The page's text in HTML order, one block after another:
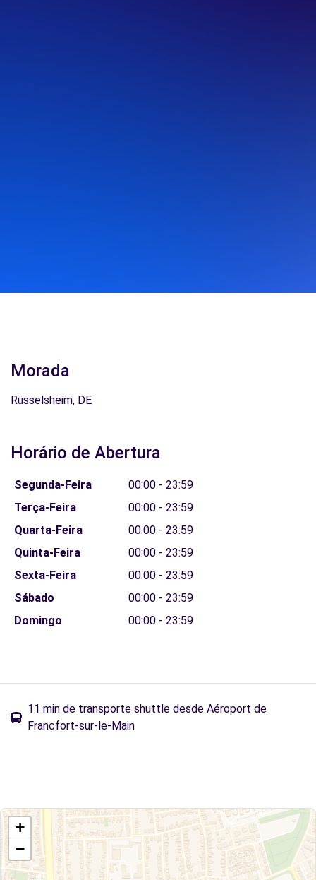
Morada
Rüsselsheim, DE
Horário de Abertura
Segunda-Feira
00:00 - 23:59
Terça-Feira
00:00 - 23:59
Quarta-Feira
00:00 - 23:59
Quinta-Feira
00:00 - 23:59
Sexta-Feira
00:00 - 23:59
Sábado
00:00 - 23:59
Domingo
00:00 - 23:59
11 min de transporte shuttle desde Aéroport de
Francfort-sur-le-Main
+
−